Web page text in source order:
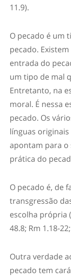
11.9).
O pecado é um
pecado.
entrada do
um tipo de mal
Entretanto, na
moral. É nessa
pecado. Os
línguas
apontam para o
prática do
O pecado é, de
transgressão
escolha própria
48.8; Rm 1.18-
Outra verdade
pecado tem